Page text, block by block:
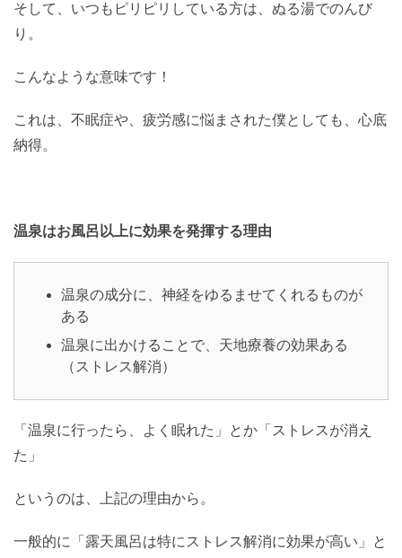
そして、いつもピリピリしている方は、ぬる湯でのんび
り。
こんなような意味です！
これは、不眠症や、疲労感に悩まされた僕としても、心底
納得。
温泉はお風呂以上に効果を発揮する理由
温泉の成分に、神経をゆるませてくれるものが
ある
温泉に出かけることで、天地療養の効果ある
（ストレス解消）
「温泉に行ったら、よく眠れた」とか「ストレスが消え
た」
というのは、上記の理由から。
一般的に「露天風呂は特にストレス解消に効果が高い」と